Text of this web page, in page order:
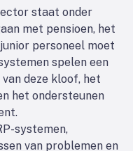
staat onder
met pensioen, het
personeel moet
spelen een
deze kloof, het
het ondersteunen
systemen,
van problemen en